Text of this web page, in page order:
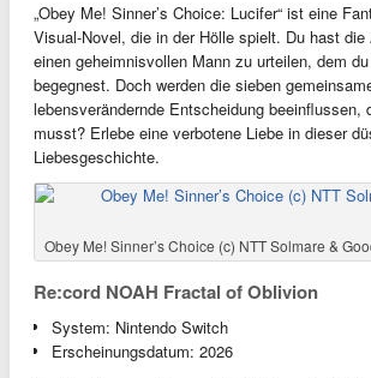
„Obey Me! Sinner’s Choice: Lucifer“ ist eine
Visual-Novel, die in der Hölle spielt. Du hast die
einen geheimnisvollen Mann zu urteilen, dem
begegnest. Doch werden die sieben
lebensverändernde Entscheidung beeinflussen,
musst? Erlebe eine verbotene Liebe in dieser
Liebesgeschichte.
Obey Me! Sinner’s Choice (c) NTT Solmare &
Re:cord NOAH Fractal of Oblivion
System: Nintendo Switch
Erscheinungsdatum: 2026